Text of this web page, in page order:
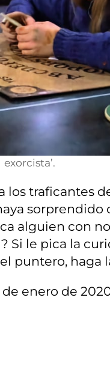
traficantes
alguien con
le pica la
puntero, haga
de enero de